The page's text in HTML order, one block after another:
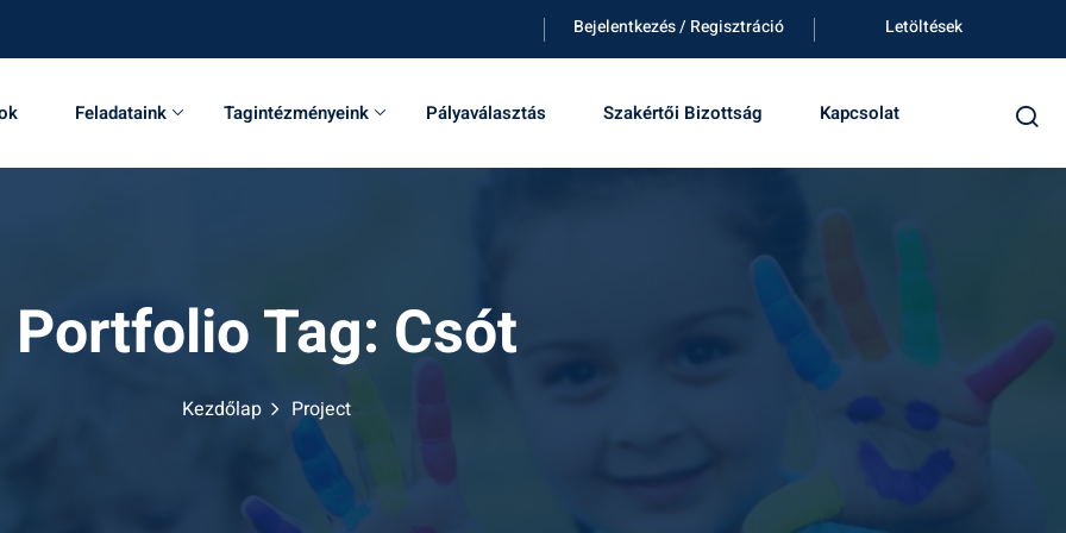
Bejelentkezés / Regisztráció Letöltések
Feladataink Tagintézményeink Pályaválasztás Szakértői Bizottság Kapcsolat
Portfolio Tag: Csót
Kezdőlap Project